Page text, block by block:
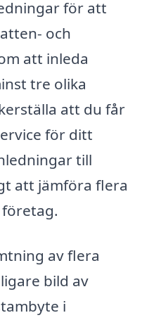
för att
och
att inleda
tre olika
att du får
för ditt
till
att jämföra flera
av flera
bild av
i